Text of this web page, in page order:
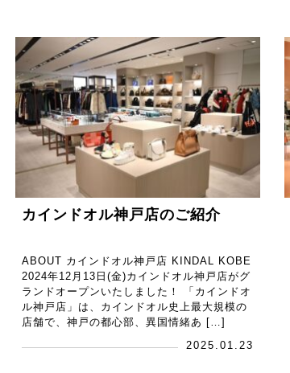
カインドオル神戸店のご紹介
ABOUT カインドオル神戸店 KINDAL KOBE
2024年12月13日(金)カインドオル神戸店がグ
ランドオープンいたしました！ 「カインドオ
ル神戸店」は、カインドオル史上最大規模の
店舗で、神戸の都心部、異国情緒あ […]
2025.01.23